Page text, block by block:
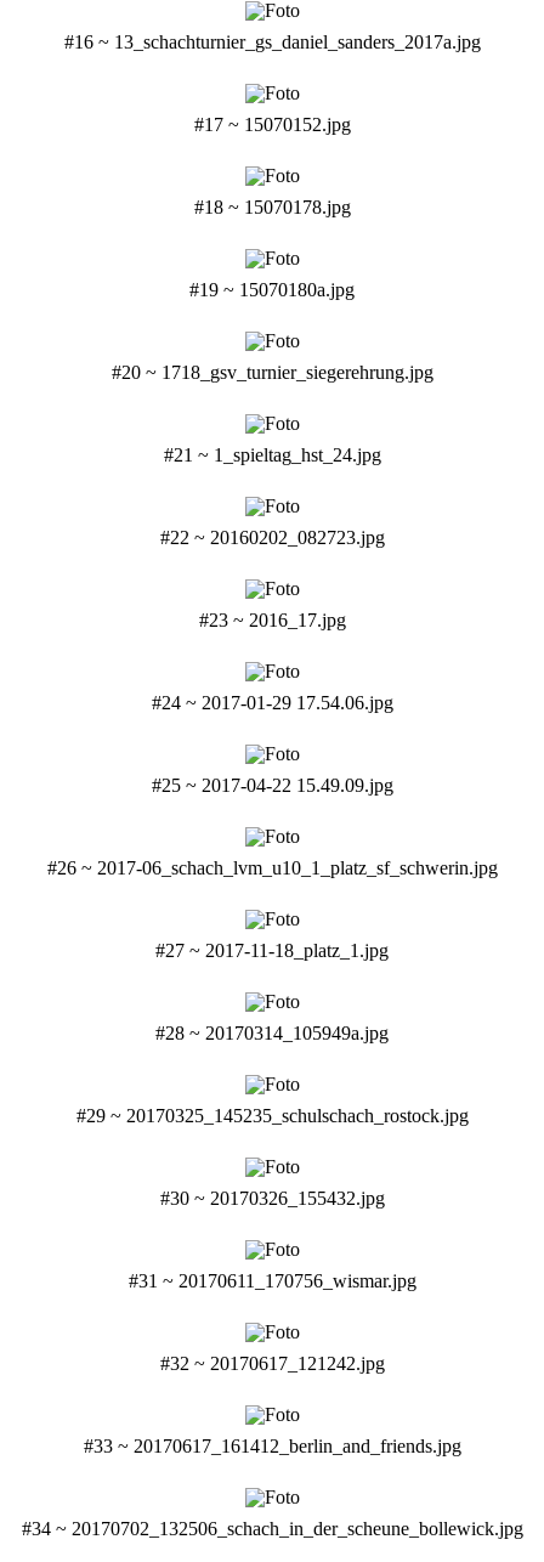
#16 ~ 13_schachturnier_gs_daniel_sanders_2017a.jpg
#17 ~ 15070152.jpg
#18 ~ 15070178.jpg
#19 ~ 15070180a.jpg
#20 ~ 1718_gsv_turnier_siegerehrung.jpg
#21 ~ 1_spieltag_hst_24.jpg
#22 ~ 20160202_082723.jpg
#23 ~ 2016_17.jpg
#24 ~ 2017-01-29 17.54.06.jpg
#25 ~ 2017-04-22 15.49.09.jpg
#26 ~ 2017-06_schach_lvm_u10_1_platz_sf_schwerin.jpg
#27 ~ 2017-11-18_platz_1.jpg
#28 ~ 20170314_105949a.jpg
#29 ~ 20170325_145235_schulschach_rostock.jpg
#30 ~ 20170326_155432.jpg
#31 ~ 20170611_170756_wismar.jpg
#32 ~ 20170617_121242.jpg
#33 ~ 20170617_161412_berlin_and_friends.jpg
#34 ~ 20170702_132506_schach_in_der_scheune_bollewick.jpg